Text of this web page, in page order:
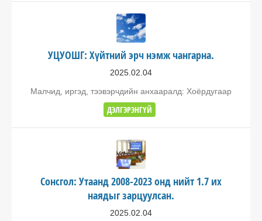
УЦУОШГ: Хүйтний эрч нэмж чангарна.
2025.02.04
Малчид, иргэд, тээвэрчдийн анхааралд: Хоёрдугаар
ДЭЛГЭРЭНГҮЙ
Сонсгол: Утаанд 2008-2023 онд нийт 1.7 их
наядыг зарцуулсан.
2025.02.04